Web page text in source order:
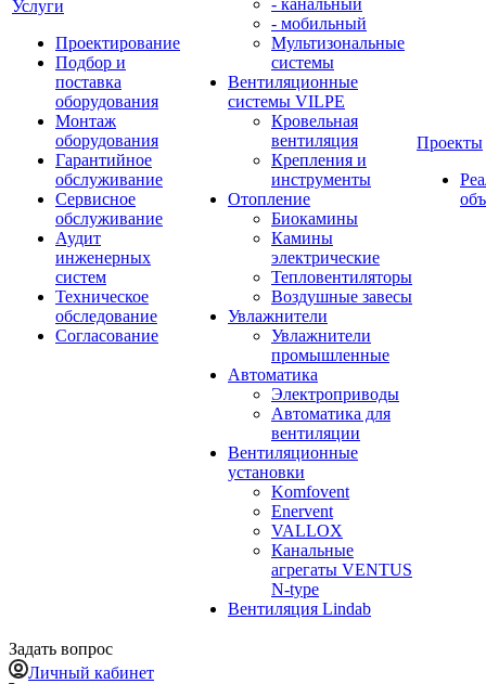
Услуги
Проектирование
Подбор и
поставка
оборудования
Монтаж
оборудования
Гарантийное
обслуживание
Сервисное
обслуживание
Аудит
инженерных
систем
Техническое
обследование
Согласование
- канальный
- мобильный
Мультизональные
системы
Вентиляционные
системы VILPE
Кровельная
вентиляция
Крепления и
инструменты
Отопление
Биокамины
Камины
электрические
Тепловентиляторы
Воздушные завесы
Увлажнители
Увлажнители
промышленные
Автоматика
Электроприводы
Автоматика для
вентиляции
Вентиляционные
установки
Komfovent
Enervent
VALLOX
Канальные
агрегаты VENTUS
N-type
Вентиляция Lindab
Проекты
Задать вопрос
Личный кабинет